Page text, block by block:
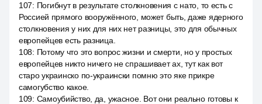
107: Погибнут в результате столкновения с нато, то есть с
Россией прямого вооружённого, может быть, даже ядерного
столкновения у них для них нет разницы, это для обычных
европейцев есть разница.
108: Потому что это вопрос жизни и смерти, но у простых
европейцев никто ничего не спрашивает ах, тут как вот
старо украинско по-украински помню это яке прикре
самогубство какое.
109: Самоубийство, да, ужасное. Вот они реально готовы к